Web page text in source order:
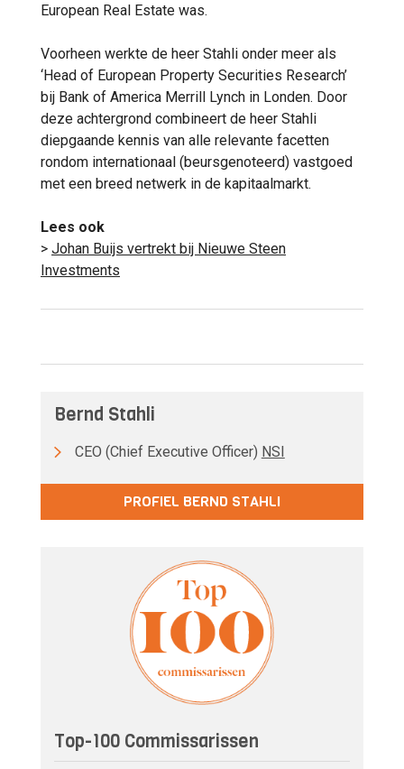
European Real Estate was.
Voorheen werkte de heer Stahli onder meer als
‘Head of European Property Securities Research’
bij Bank of America Merrill Lynch in Londen. Door
deze achtergrond combineert de heer Stahli
diepgaande kennis van alle relevante facetten
rondom internationaal (beursgenoteerd) vastgoed
met een breed netwerk in de kapitaalmarkt.
Lees ook
> Johan Buijs vertrekt bij Nieuwe Steen
Investments
Bernd Stahli
CEO (Chief Executive Officer) NSI
PROFIEL BERND STAHLI
Top-100 Commissarissen